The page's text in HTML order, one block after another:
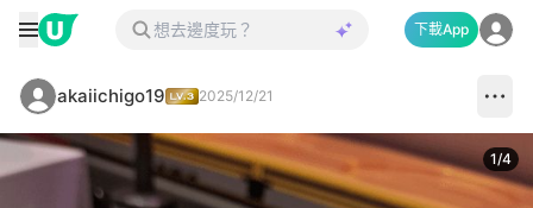
下載App
akaiichigo19 2025/12/21
1/4